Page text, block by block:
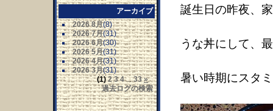
アーカイブ
2026 8月(8)
2026 7月(31)
2026 6月(30)
2026 5月(31)
2026 4月(31)
2026 3月(31)
(1) 2 3 4...33 »
過去ログの検索
誕生日の昨夜、
うな丼にして、
暑い時期にスタ